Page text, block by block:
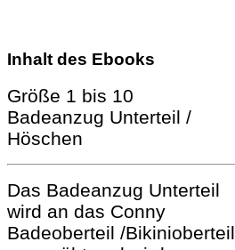
Inhalt des Ebooks
Größe 1 bis 10
Badeanzug Unterteil /
Höschen
Das Badeanzug Unterteil
wird an das Conny
Badeoberteil /Bikinioberteil